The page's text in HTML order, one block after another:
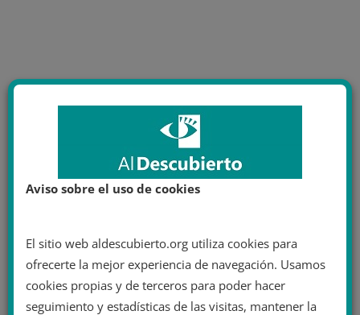
Aviso sobre el uso de cookies
El sitio web aldescubierto.org utiliza cookies para
ofrecerte la mejor experiencia de navegación. Usamos
cookies propias y de terceros para poder hacer
seguimiento y estadísticas de las visitas, mantener la